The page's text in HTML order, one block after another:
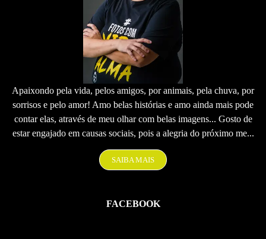
Apaixondo pela vida, pelos amigos, por animais, pela chuva, por
sorrisos e pelo amor! Amo belas histórias e amo ainda mais pode
contar elas, através de meu olhar com belas imagens... Gosto de
estar engajado em causas sociais, pois a alegria do próximo me...
SAIBA MAIS
FACEBOOK